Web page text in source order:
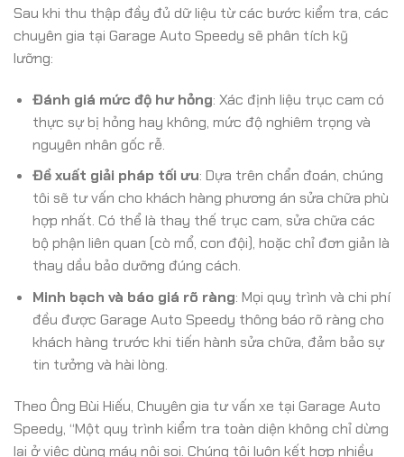
Sau khi thu thập đầy đủ dữ liệu từ các bước kiểm tra, các
chuyên gia tại Garage Auto Speedy sẽ phân tích kỹ
lưỡng:
Đánh giá mức độ hư hỏng: Xác định liệu trục cam có
thực sự bị hỏng hay không, mức độ nghiêm trọng và
nguyên nhân gốc rễ.
Đề xuất giải pháp tối ưu: Dựa trên chẩn đoán, chúng
tôi sẽ tư vấn cho khách hàng phương án sửa chữa phù
hợp nhất. Có thể là thay thế trục cam, sửa chữa các
bộ phận liên quan (cò mổ, con đội), hoặc chỉ đơn giản là
thay dầu bảo dưỡng đúng cách.
Minh bạch và báo giá rõ ràng: Mọi quy trình và chi phí
đều được Garage Auto Speedy thông báo rõ ràng cho
khách hàng trước khi tiến hành sửa chữa, đảm bảo sự
tin tưởng và hài lòng.
Theo Ông Bùi Hiếu, Chuyên gia tư vấn xe tại Garage Auto
Speedy, “Một quy trình kiểm tra toàn diện không chỉ dừng
lại ở việc dùng máy nội soi. Chúng tôi luôn kết hợp nhiều